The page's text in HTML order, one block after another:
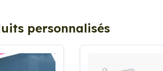
personnalisés